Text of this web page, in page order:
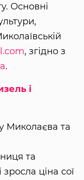
Основні
, згідно з
.
і
Миколаєва та
та
ціна сої